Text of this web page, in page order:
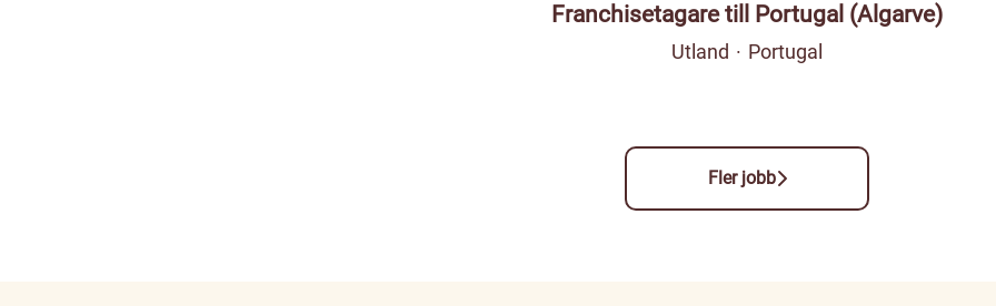
Franchisetagare till Portugal (Algarve)
Utland · Portugal
Fler jobb